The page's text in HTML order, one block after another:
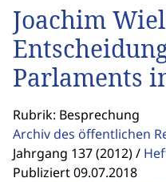
Joachim
Parlaments
Rubrik: Besprechung
Archiv des öffentlichen
Jahrgang 137 (2012) /
Publiziert 09.07.2018